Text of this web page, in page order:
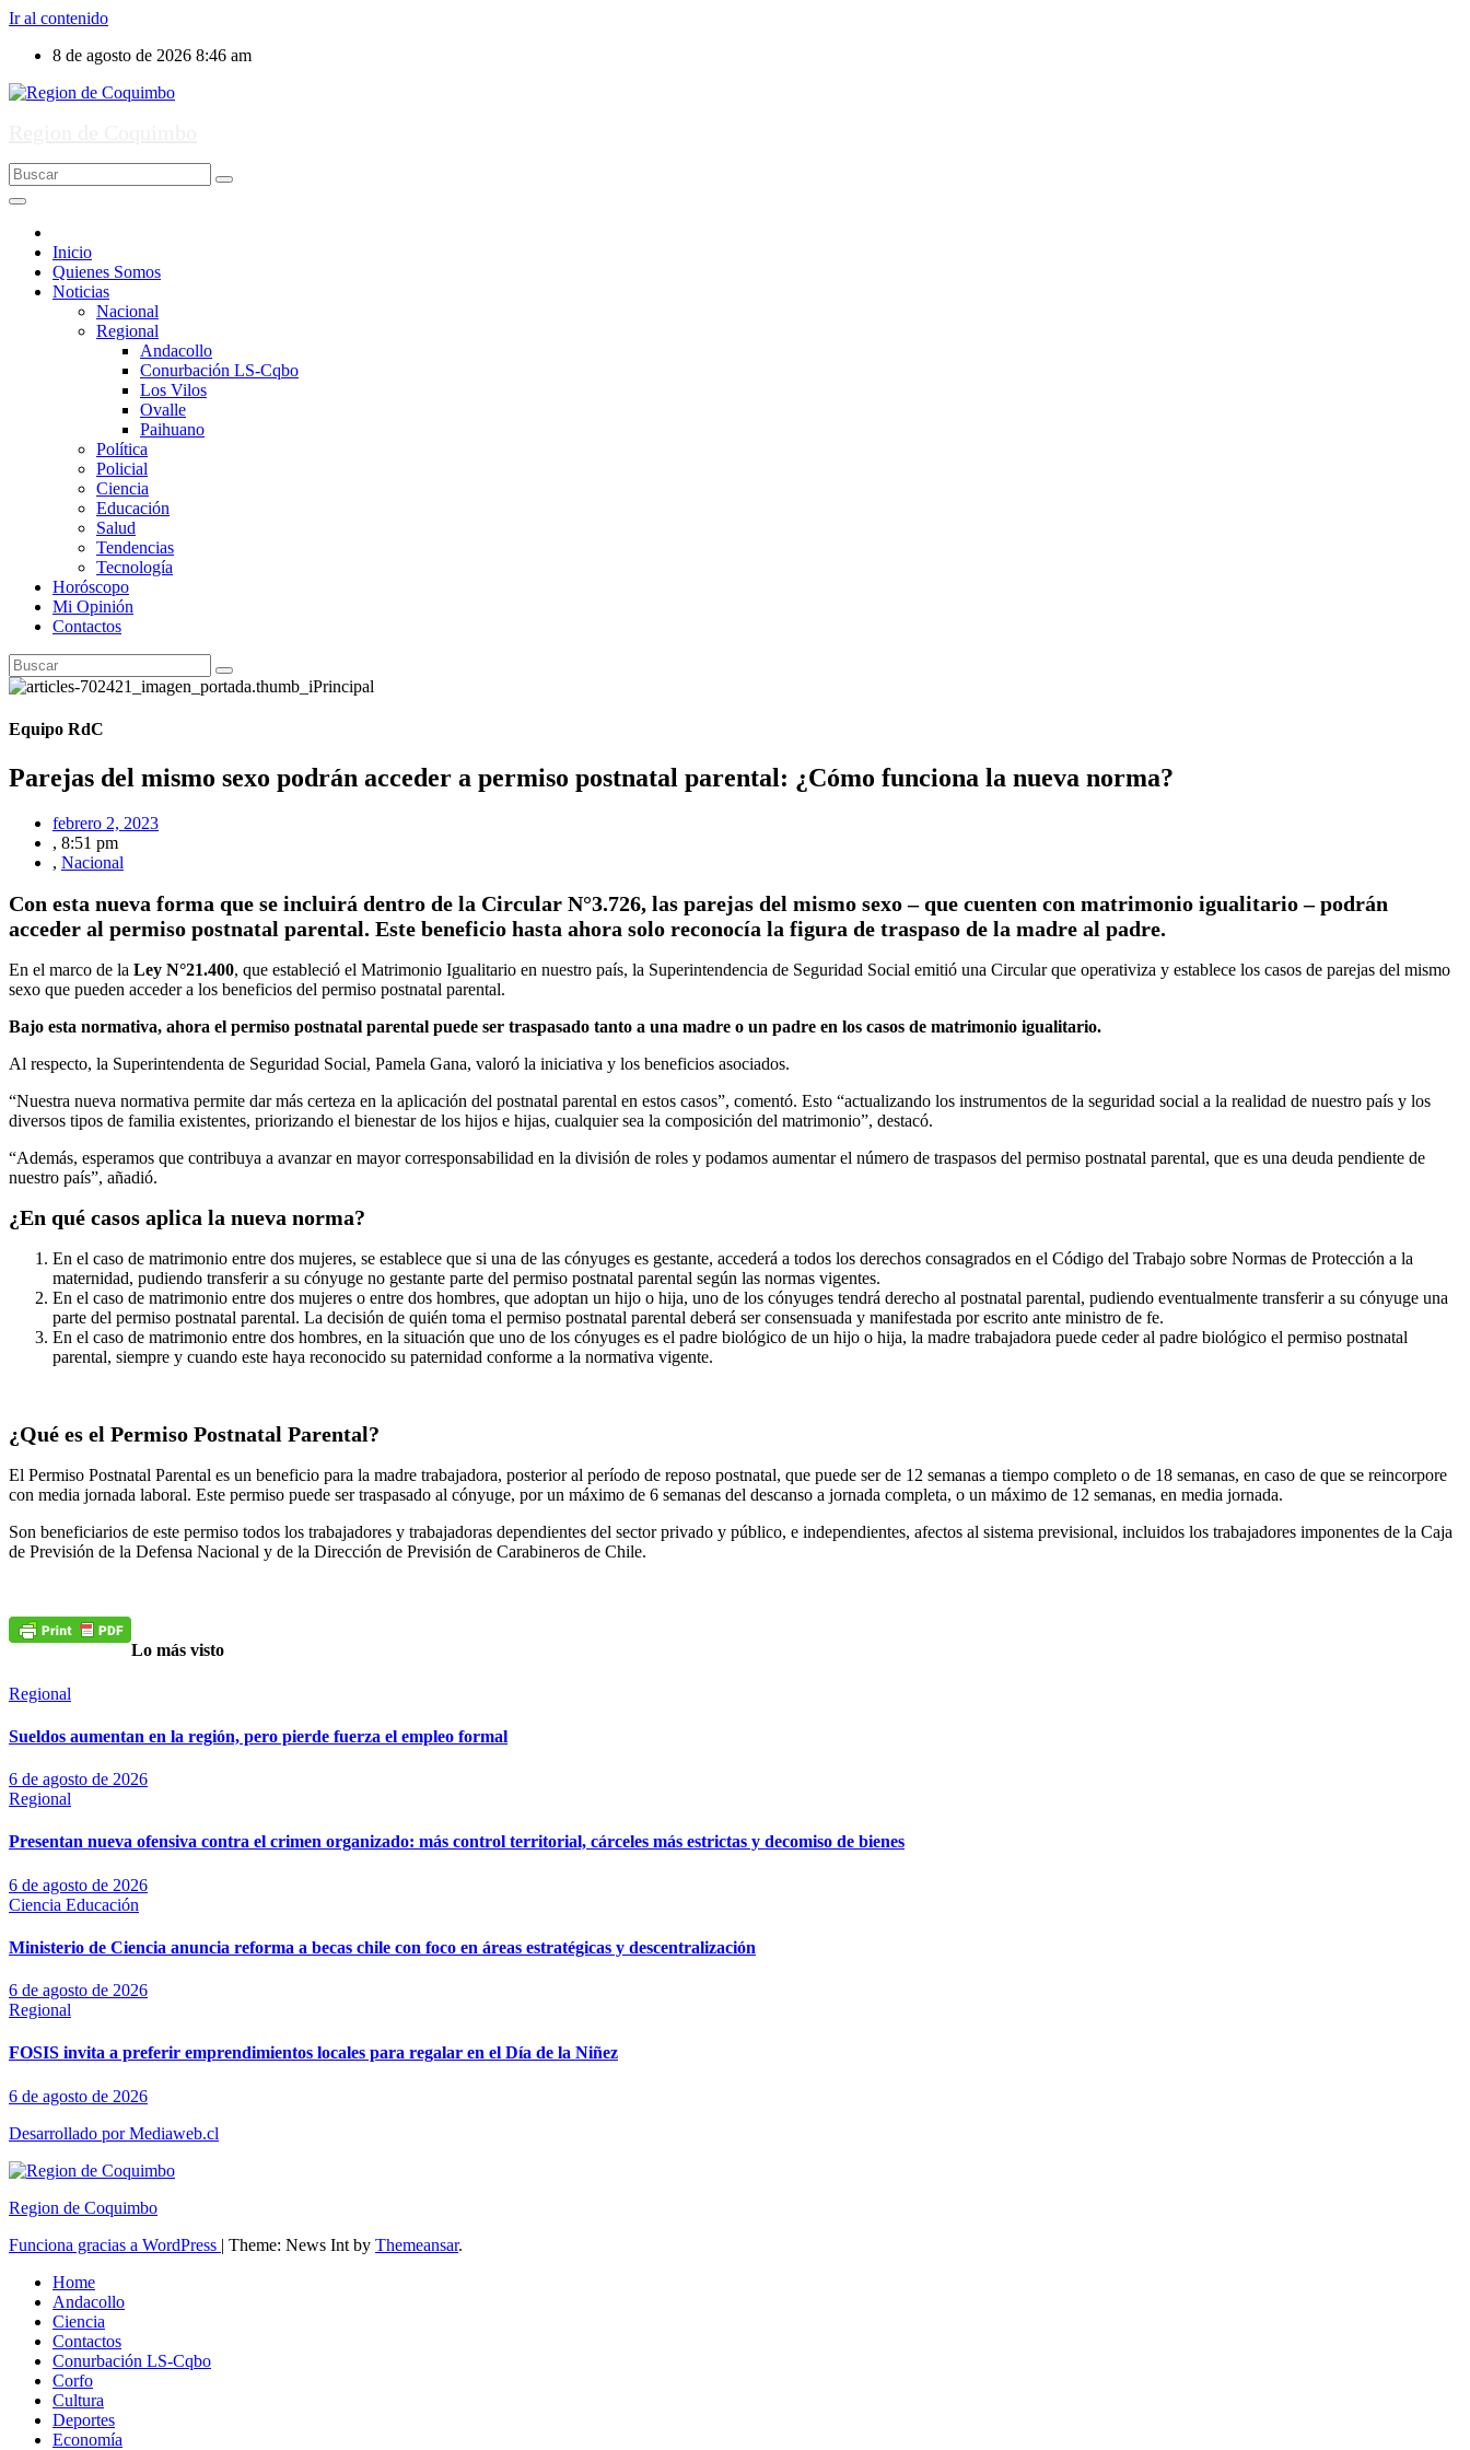
Ir al contenido
8 de agosto de 2026 8:46 am
Inicio
Quienes Somos
Noticias
Nacional
Regional
Andacollo
Conurbación LS-Cqbo
Los Vilos
Ovalle
Paihuano
Política
Policial
Ciencia
Educación
Salud
Tendencias
Tecnología
Horóscopo
Mi Opinión
Contactos
Equipo RdC
Parejas del mismo sexo podrán acceder a permiso postnatal parental: ¿Cómo funciona la nueva norma?
febrero 2, 2023
, 8:51 pm
, Nacional
Con esta nueva forma que se incluirá dentro de la Circular N°3.726, las parejas del mismo sexo – que cuenten con matrimonio igualitario – podrán
acceder al permiso postnatal parental. Este beneficio hasta ahora solo reconocía la figura de traspaso de la madre al padre.
En el marco de la Ley N°21.400, que estableció el Matrimonio Igualitario en nuestro país, la Superintendencia de Seguridad Social emitió una Circular que operativiza y establece los casos de parejas del mismo
sexo que pueden acceder a los beneficios del permiso postnatal parental.
Bajo esta normativa, ahora el permiso postnatal parental puede ser traspasado tanto a una madre o un padre en los casos de matrimonio igualitario.
Al respecto, la Superintendenta de Seguridad Social, Pamela Gana, valoró la iniciativa y los beneficios asociados.
“Nuestra nueva normativa permite dar más certeza en la aplicación del postnatal parental en estos casos”, comentó. Esto “actualizando los instrumentos de la seguridad social a la realidad de nuestro país y los
diversos tipos de familia existentes, priorizando el bienestar de los hijos e hijas, cualquier sea la composición del matrimonio”, destacó.
“Además, esperamos que contribuya a avanzar en mayor corresponsabilidad en la división de roles y podamos aumentar el número de traspasos del permiso postnatal parental, que es una deuda pendiente de
nuestro país”, añadió.
¿En qué casos aplica la nueva norma?
En el caso de matrimonio entre dos mujeres, se establece que si una de las cónyuges es gestante, accederá a todos los derechos consagrados en el Código del Trabajo sobre Normas de Protección a la
maternidad, pudiendo transferir a su cónyuge no gestante parte del permiso postnatal parental según las normas vigentes.
En el caso de matrimonio entre dos mujeres o entre dos hombres, que adoptan un hijo o hija, uno de los cónyuges tendrá derecho al postnatal parental, pudiendo eventualmente transferir a su cónyuge una
parte del permiso postnatal parental. La decisión de quién toma el permiso postnatal parental deberá ser consensuada y manifestada por escrito ante ministro de fe.
En el caso de matrimonio entre dos hombres, en la situación que uno de los cónyuges es el padre biológico de un hijo o hija, la madre trabajadora puede ceder al padre biológico el permiso postnatal
parental, siempre y cuando este haya reconocido su paternidad conforme a la normativa vigente.
¿Qué es el Permiso Postnatal Parental?
El Permiso Postnatal Parental es un beneficio para la madre trabajadora, posterior al período de reposo postnatal, que puede ser de 12 semanas a tiempo completo o de 18 semanas, en caso de que se reincorpore
con media jornada laboral. Este permiso puede ser traspasado al cónyuge, por un máximo de 6 semanas del descanso a jornada completa, o un máximo de 12 semanas, en media jornada.
Son beneficiarios de este permiso todos los trabajadores y trabajadoras dependientes del sector privado y público, e independientes, afectos al sistema previsional, incluidos los trabajadores imponentes de la Caja
de Previsión de la Defensa Nacional y de la Dirección de Previsión de Carabineros de Chile.
Lo más visto
Regional
Sueldos aumentan en la región, pero pierde fuerza el empleo formal
6 de agosto de 2026
Regional
Presentan nueva ofensiva contra el crimen organizado: más control territorial, cárceles más estrictas y decomiso de bienes
6 de agosto de 2026
Ciencia Educación
Ministerio de Ciencia anuncia reforma a becas chile con foco en áreas estratégicas y descentralización
6 de agosto de 2026
Regional
FOSIS invita a preferir emprendimientos locales para regalar en el Día de la Niñez
6 de agosto de 2026
Desarrollado por Mediaweb.cl
Region de Coquimbo
Funciona gracias a WordPress | Theme: News Int by Themeansar.
Home
Andacollo
Ciencia
Contactos
Conurbación LS-Cqbo
Corfo
Cultura
Deportes
Economía